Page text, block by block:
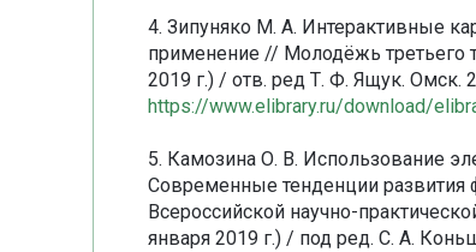
4. Зипуняко М. А. Интерактивные
применение // Молодёжь третьего
2019 г.) / отв. ред Т. Ф. Ящук. Омск.
https://www.elibrary.ru/download/
5. Камозина О. В. Использование
Современные тенденции развития
Всероссийской научно-
января 2019 г.) / под ред. С. А.